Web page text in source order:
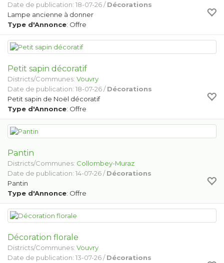
Date de publication: 18-07-26 /Décorations
Lampe ancienne à donner
Type d'Annonce: Offre
Petit sapin décoratif
Districts/Communes: Vouvry
Date de publication: 18-07-26 /Décorations
Petit sapin de Noël décoratif
Type d'Annonce: Offre
Pantin
Districts/Communes: Collombey-Muraz
Date de publication: 14-07-26 /Décorations
Pantin
Type d'Annonce: Offre
Décoration florale
Districts/Communes: Vouvry
Date de publication: 13-07-26 /Décorations